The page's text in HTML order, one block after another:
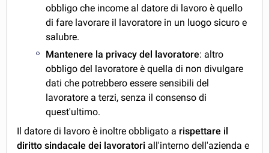
obbligo che income al datore di lavoro è quello
di fare lavorare il lavoratore in un luogo sicuro e
salubre.
Mantenere la privacy del lavoratore: altro
obbligo del lavoratore è quella di non divulgare
dati che potrebbero essere sensibili del
lavoratore a terzi, senza il consenso di
quest'ultimo.
Il datore di lavoro è inoltre obbligato a rispettare il
diritto sindacale dei lavoratori all'interno dell'azienda e